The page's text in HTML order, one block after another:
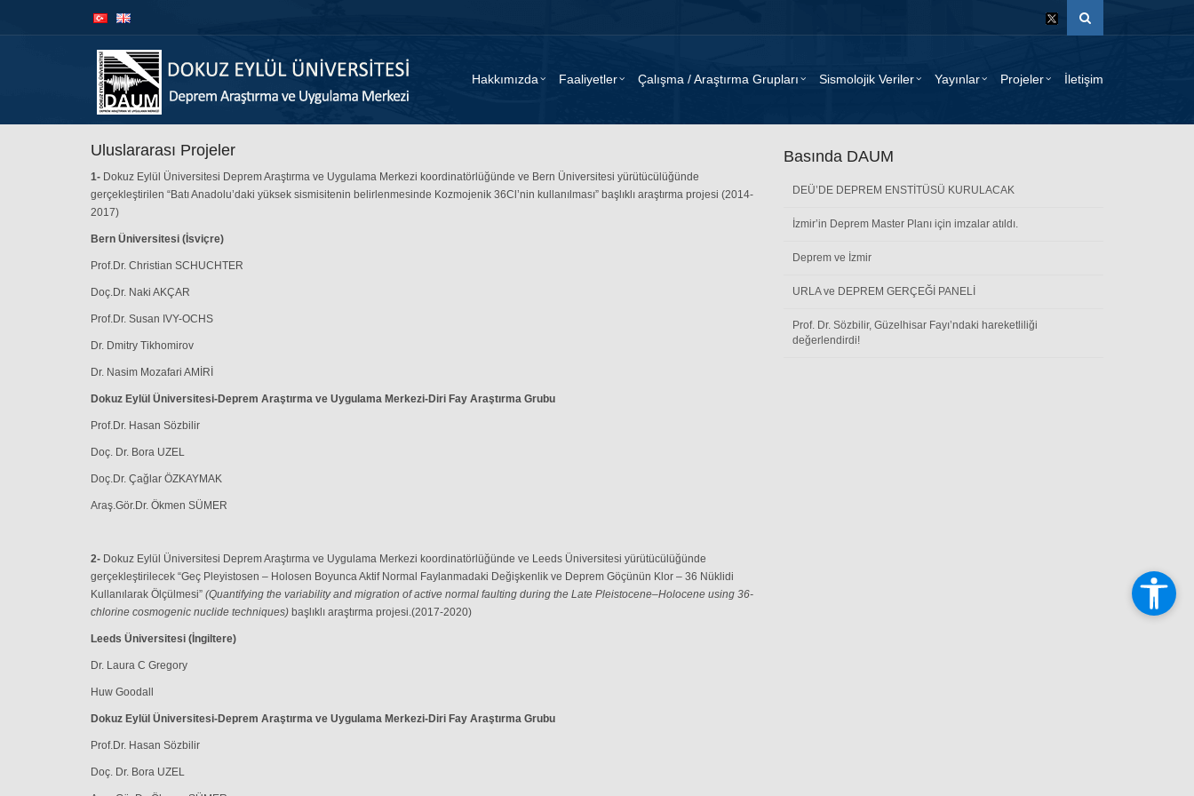
Hakkımızda Faaliyetler Çalışma / Araştırma Grupları Sismolojik Veriler Yayınlar Projeler İletişim
Uluslararası Projeler
1- Dokuz Eylül Üniversitesi Deprem Araştırma ve Uygulama Merkezi koordinatörlüğünde ve Bern Üniversitesi yürütücülüğünde
gerçekleştirilen “Batı Anadolu’daki yüksek sismisitenin belirlenmesinde Kozmojenik 36Cl’nin kullanılması” başlıklı araştırma projesi (2014-
2017)
Bern Üniversitesi (İsviçre)
Prof.Dr. Christian SCHUCHTER
Doç.Dr. Naki AKÇAR
Prof.Dr. Susan IVY-OCHS
Dr. Dmitry Tikhomirov
Dr. Nasim Mozafari AMİRİ
Dokuz Eylül Üniversitesi-Deprem Araştırma ve Uygulama Merkezi-Diri Fay Araştırma Grubu
Prof.Dr. Hasan Sözbilir
Doç. Dr. Bora UZEL
Doç.Dr. Çağlar ÖZKAYMAK
Araş.Gör.Dr. Ökmen SÜMER
2- Dokuz Eylül Üniversitesi Deprem Araştırma ve Uygulama Merkezi koordinatörlüğünde ve Leeds Üniversitesi yürütücülüğünde
gerçekleştirilecek “Geç Pleyistosen – Holosen Boyunca Aktif Normal Faylanmadaki Değişkenlik ve Deprem Göçünün Klor – 36 Nüklidi
Kullanılarak Ölçülmesi” (Quantifying the variability and migration of active normal faulting during the Late Pleistocene–Holocene using 36-
chlorine cosmogenic nuclide techniques) başlıklı araştırma projesi.(2017-2020)
Leeds Üniversitesi (İngiltere)
Dr. Laura C Gregory
Huw Goodall
Dokuz Eylül Üniversitesi-Deprem Araştırma ve Uygulama Merkezi-Diri Fay Araştırma Grubu
Prof.Dr. Hasan Sözbilir
Doç. Dr. Bora UZEL
Basında DAUM
DEÜ’DE DEPREM ENSTİTÜSÜ KURULACAK
İzmir’in Deprem Master Planı için imzalar atıldı.
Deprem ve İzmir
URLA ve DEPREM GERÇEĞİ PANELİ
Prof. Dr. Sözbilir, Güzelhisar Fayı’ndaki hareketliliği
değerlendirdi!